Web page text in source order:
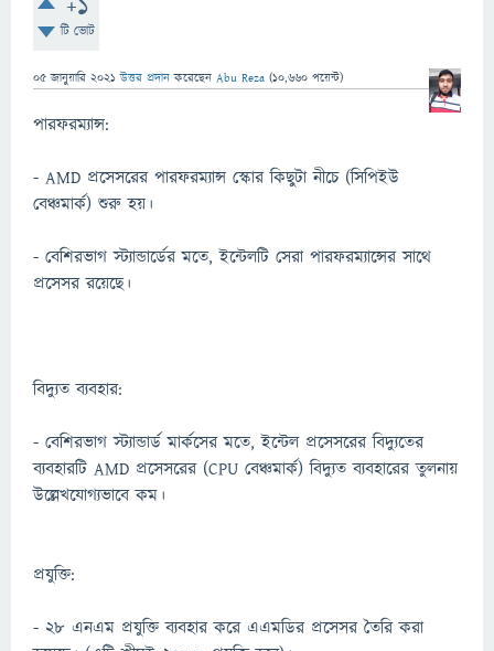
টি ভোট
05 জানুয়ারি 2021 উত্তর প্রদান করেছেন Abu Reza (10,660 পয়েন্ট)
পারফরম্যান্স:
- AMD প্রসেসরের পারফরম্যান্স স্কোর কিছুটা নীচে (সিপিইউ
বেঞ্চমার্ক) শুরু হয়।
- বেশিরভাগ স্ট্যান্ডার্ডের মতে, ইন্টেলটি সেরা পারফরম্যান্সের সাথে
প্রসেসর রয়েছে।
বিদ্যুত ব্যবহার:
- বেশিরভাগ স্ট্যান্ডার্ড মার্কসের মতে, ইন্টেল প্রসেসরের বিদ্যুতের
ব্যবহারটি AMD প্রসেসরের (CPU বেঞ্চমার্ক) বিদ্যুত ব্যবহারের তুলনায়
উল্লেখযোগ্যভাবে কম।
প্রযুক্তি:
- ২8 এনএম প্রযুক্তি ব্যবহার করে এএমডির প্রসেসর তৈরি করা